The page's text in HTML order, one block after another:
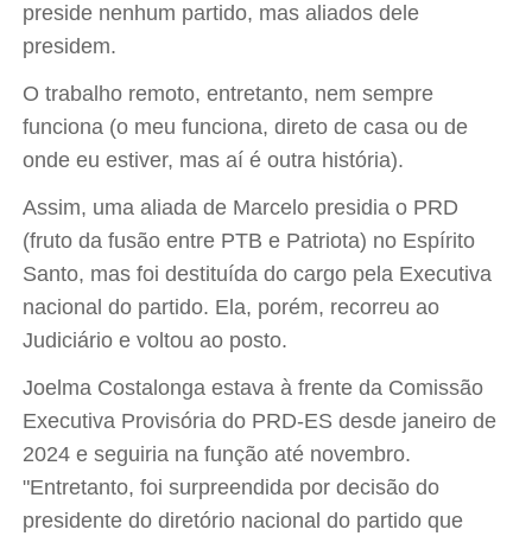
preside nenhum partido, mas aliados dele
presidem.
O trabalho remoto, entretanto, nem sempre
funciona (o meu funciona, direto de casa ou de
onde eu estiver, mas aí é outra história).
Assim, uma aliada de Marcelo presidia o PRD
(fruto da fusão entre PTB e Patriota) no Espírito
Santo, mas foi destituída do cargo pela Executiva
nacional do partido. Ela, porém, recorreu ao
Judiciário e voltou ao posto.
Joelma Costalonga estava à frente da Comissão
Executiva Provisória do PRD-ES desde janeiro de
2024 e seguiria na função até novembro.
"Entretanto, foi surpreendida por decisão do
presidente do diretório nacional do partido que